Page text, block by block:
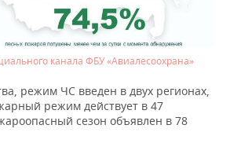
канала ФБУ «Авиалесоохрана»
режим ЧС введен в двух регионах,
режим действует в 47
сезон объявлен в 78